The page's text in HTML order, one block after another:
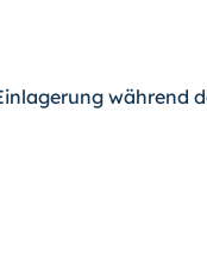
während